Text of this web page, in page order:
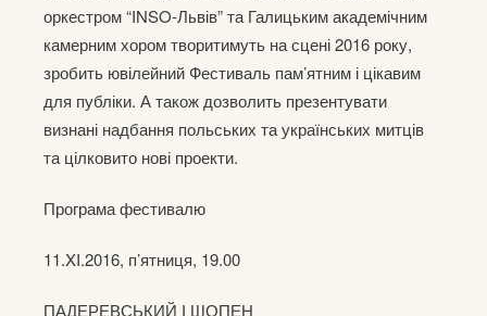
оркестром “INSO-Львів” та Галицьким академічним
камерним хором творитимуть на сцені 2016 року,
зробить ювілейний Фестиваль пам’ятним і цікавим
для публіки. А також дозволить презентувати
визнані надбання польських та українських митців
та цілковито нові проекти.
Програма фестивалю
11.XI.2016, п’ятниця, 19.00
ПАДЕРЕВСЬКИЙ І ШОПЕН